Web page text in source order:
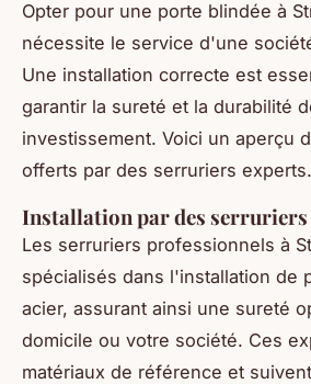
Opter pour une porte blindée à
nécessite le service d'une
Une installation correcte est
garantir la sureté et la durabilité
investissement. Voici un aperçu
offerts par des serruriers experts.
Installation par des
Les serruriers professionnels à
spécialisés dans l'installation de
acier, assurant ainsi une sureté
domicile ou votre société. Ces
matériaux de référence et